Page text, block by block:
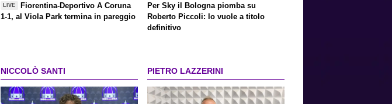
LIVE
Fiorentina-Deportivo A Coruna
1-1, al Viola Park termina in pareggio
Per Sky il Bologna piomba su
Roberto Piccoli: lo vuole a titolo
definitivo
NICCOLÒ SANTI PIETRO LAZZERINI